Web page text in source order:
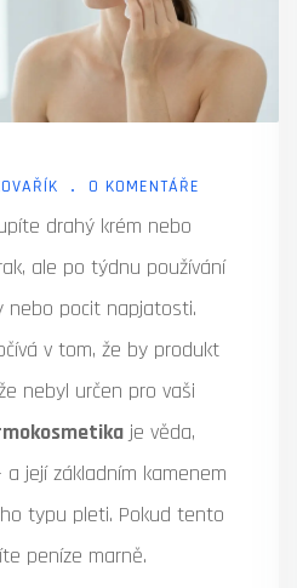
0 KOMENTÁŘE
drahý krém nebo
ale po týdnu používání
nebo pocit napjatosti.
v tom, že by produkt
nebyl určen pro vaši
je věda,
její základním kamenem
typu pleti. Pokud tento
peníze marně.